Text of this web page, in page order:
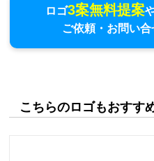
ロゴ3案無料提案
ご依頼・お問い合
こちらのロゴもおすす